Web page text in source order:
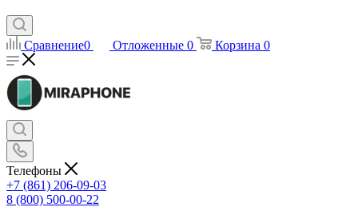
Сравнение0 Отложенные 0 Корзина 0
Телефоны
+7 (861) 206-09-03
8 (800) 500-00-22